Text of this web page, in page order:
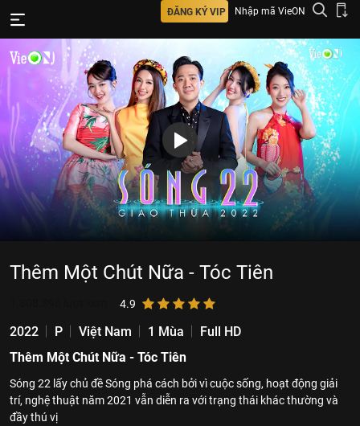
ĐĂNG KÝ VIP Nhập mã VieON
Thêm Một Chút Nữa - Tóc Tiên
4.9
2022 P Việt Nam 1 Mùa
Full HD
Thêm Một Chút Nữa - Tóc Tiên
Sóng 22 lấy chủ đề Sóng phá cách bởi vì cuộc sống, hoạt động giải
trí, nghệ thuật năm 2021 vẫn diễn ra với trạng thái khác thường và
đầy thú vị